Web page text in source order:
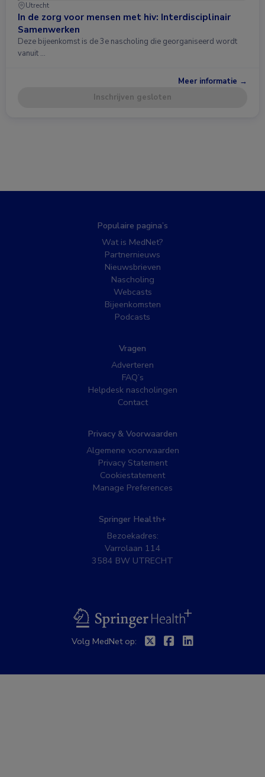
Utrecht
In de zorg voor mensen met hiv: Interdisciplinair
Samenwerken
Deze bijeenkomst is de 3e nascholing die georganiseerd wordt
vanuit …
Meer informatie →
Inschrijven gesloten
Populaire pagina’s
Wat is MedNet?
Partnernieuws
Nieuwsbrieven
Nascholing
Webcasts
Bijeenkomsten
Podcasts
Vragen
Adverteren
FAQ’s
Helpdesk nascholingen
Contact
Privacy & Voorwaarden
Algemene voorwaarden
Privacy Statement
Cookiestatement
Manage Preferences
Springer Health+
Bezoekadres:
Varrolaan 114
3584 BW UTRECHT
BSL
Volg MedNet op: TwitterFacebook
Linkedin